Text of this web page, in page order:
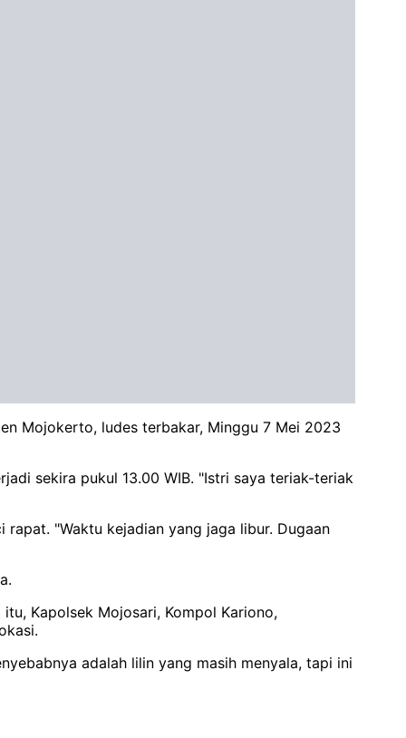
Mojokerto, ludes terbakar, Minggu 7 Mei 2023
sekira pukul 13.00 WIB. "Istri saya teriak-teriak
"Waktu kejadian yang jaga libur. Dugaan
Kapolsek Mojosari, Kompol Kariono,
adalah lilin yang masih menyala, tapi ini